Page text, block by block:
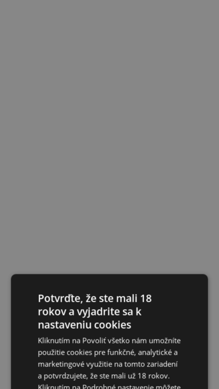
Potvrďte, že ste mali 18
rokov a vyjadrite sa k
nastaveniu cookies
Kliknutím na Povoliť všetko nám umožníte
použitie cookies pre funkčné, analytické a
marketingové využitie na tomto zariadení
a potvrdzujete, že ste mali už 18 rokov.